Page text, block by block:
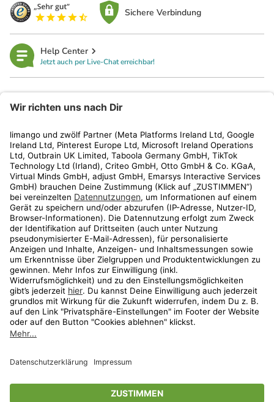
Sichere Verbindung
Help Center
Jetzt auch per Live-Chat erreichbar!
Kundenservice
Shop
Aktionen
Travel